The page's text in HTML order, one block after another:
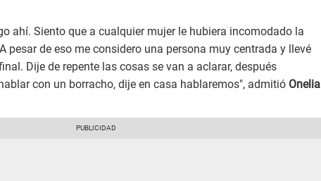
ahí. Siento que a cualquier mujer le hubiera incomodado la
pesar de eso me considero una persona muy centrada y llevé
Dije de repente las cosas se van a aclarar, después
con un borracho, dije en casa hablaremos", admitió Onelia